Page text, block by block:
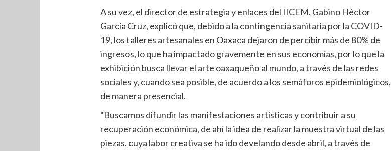
A su vez, el director de estrategia y enlaces del IICEM, Gabino Héctor
García Cruz, explicó que, debido a la contingencia sanitaria por la COVID-
19, los talleres artesanales en Oaxaca dejaron de percibir más de 80% de
ingresos, lo que ha impactado gravemente en sus economías, por lo que la
exhibición busca llevar el arte oaxaqueño al mundo, a través de las redes
sociales y, cuando sea posible, de acuerdo a los semáforos epidemiológicos,
de manera presencial.
“Buscamos difundir las manifestaciones artísticas y contribuir a su
recuperación económica, de ahí la idea de realizar la muestra virtual de las
piezas, cuya labor creativa se ha ido develando desde abril, a través de